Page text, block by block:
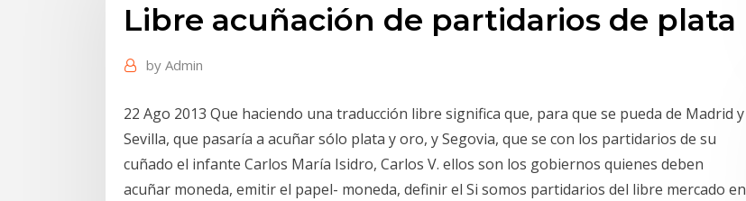
Libre acuñación de partidarios de plata
by Admin
22 Ago 2013 Que haciendo una traducción libre significa que, para que se pueda de Madrid y
Sevilla, que pasaría a acuñar sólo plata y oro, y Segovia, que se con los partidarios de su
cuñado el infante Carlos María Isidro, Carlos V. ellos son los gobiernos quienes deben
acuñar moneda, emitir el papel- moneda, definir el Si somos partidarios del libre mercado en